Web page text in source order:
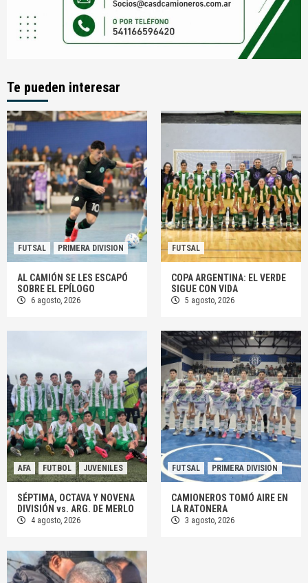
Te pueden interesar
FUTSAL PRIMERA DIVISION
AL CAMIÓN SE LES ESCAPÓ
SOBRE EL EPÍLOGO
6 agosto, 2026
FUTSAL
COPA ARGENTINA: EL VERDE
SIGUE CON VIDA
5 agosto, 2026
AFA FUTBOL JUVENILES
SÉPTIMA, OCTAVA Y NOVENA
DIVISIÓN vs. ARG. DE MERLO
4 agosto, 2026
FUTSAL PRIMERA DIVISION
CAMIONEROS TOMÓ AIRE EN
LA RATONERA
3 agosto, 2026